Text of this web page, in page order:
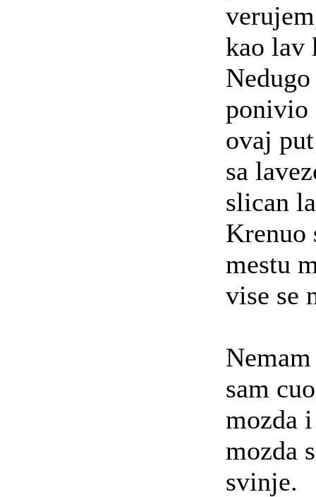
kao lav
ponivio
ovaj
sa
slican
Krenuo
mestu
vise se
sam
mozda
mozda
svinje.